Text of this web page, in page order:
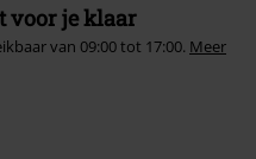
voor je klaar
van 09:00 tot 17:00. Meer